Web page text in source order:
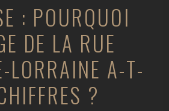
: POURQUOI
DE LA RUE
LORRAINE A-T-
?